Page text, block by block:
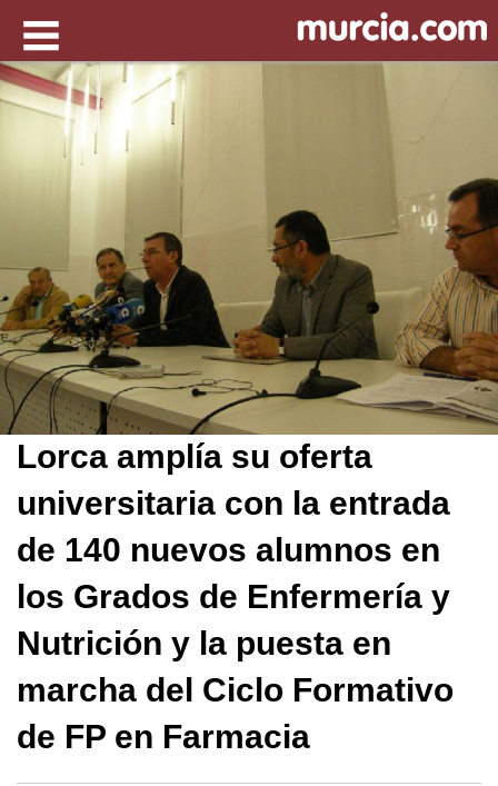
Lorca amplía su oferta
universitaria con la entrada
de 140 nuevos alumnos en
los Grados de Enfermería y
Nutrición y la puesta en
marcha del Ciclo Formativo
de FP en Farmacia